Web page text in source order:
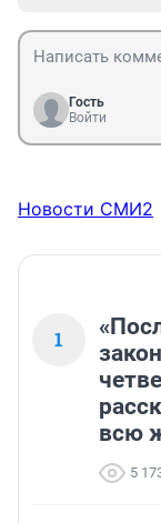
Гость
Войти
Новости СМИ2
1
всю
5